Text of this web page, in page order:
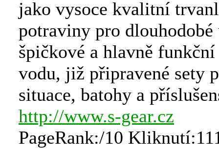
jako vysoce kvalitní
potraviny pro dlouhodobé
špičkové a hlavně
vodu, již připravené sety
situace, batohy a
http://www.s-gear.cz
PageRank:/10